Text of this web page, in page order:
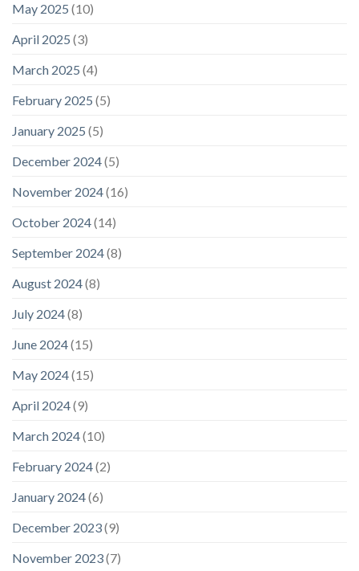
May 2025 (10)
April 2025 (3)
March 2025 (4)
February 2025 (5)
January 2025 (5)
December 2024(5)
November 2024(16)
October 2024(14)
September 2024(8)
August 2024(8)
July 2024(8)
June 2024(15)
May 2024(15)
April 2024(9)
March 2024(10)
February 2024(2)
January 2024(6)
December 2023(9)
November 2023(7)